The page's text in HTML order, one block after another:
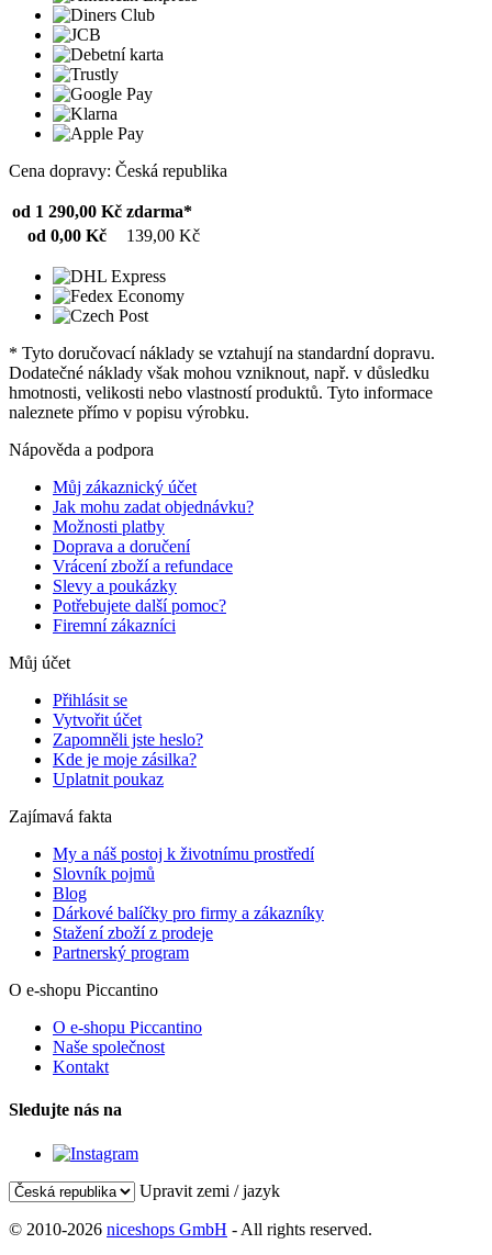
Cena dopravy: Česká republika
od 1 290,00 Kč zdarma*
od 0,00 Kč
139,00 Kč
* Tyto doručovací náklady se vztahují na standardní dopravu.
Dodatečné náklady však mohou vzniknout, např. v důsledku
hmotnosti, velikosti nebo vlastností produktů. Tyto informace
naleznete přímo v popisu výrobku.
Nápověda a podpora
Můj zákaznický účet
Jak mohu zadat objednávku?
Možnosti platby
Doprava a doručení
Vrácení zboží a refundace
Slevy a poukázky
Potřebujete další pomoc?
Firemní zákazníci
Můj účet
Přihlásit se
Vytvořit účet
Zapomněli jste heslo?
Kde je moje zásilka?
Uplatnit poukaz
Zajímavá fakta
My a náš postoj k životnímu prostředí
Slovník pojmů
Blog
Dárkové balíčky pro firmy a zákazníky
Stažení zboží z prodeje
Partnerský program
O e-shopu Piccantino
O e-shopu Piccantino
Naše společnost
Kontakt
Sledujte nás na
Upravit zemi / jazyk
© 2010-2026 niceshops GmbH - All rights reserved.